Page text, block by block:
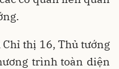
thị 16, Thủ tướng
trình toàn diện